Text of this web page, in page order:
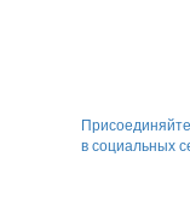
в социальных